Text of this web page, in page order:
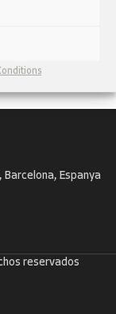
y Alemania.
Barcelona, Espanya
reservados